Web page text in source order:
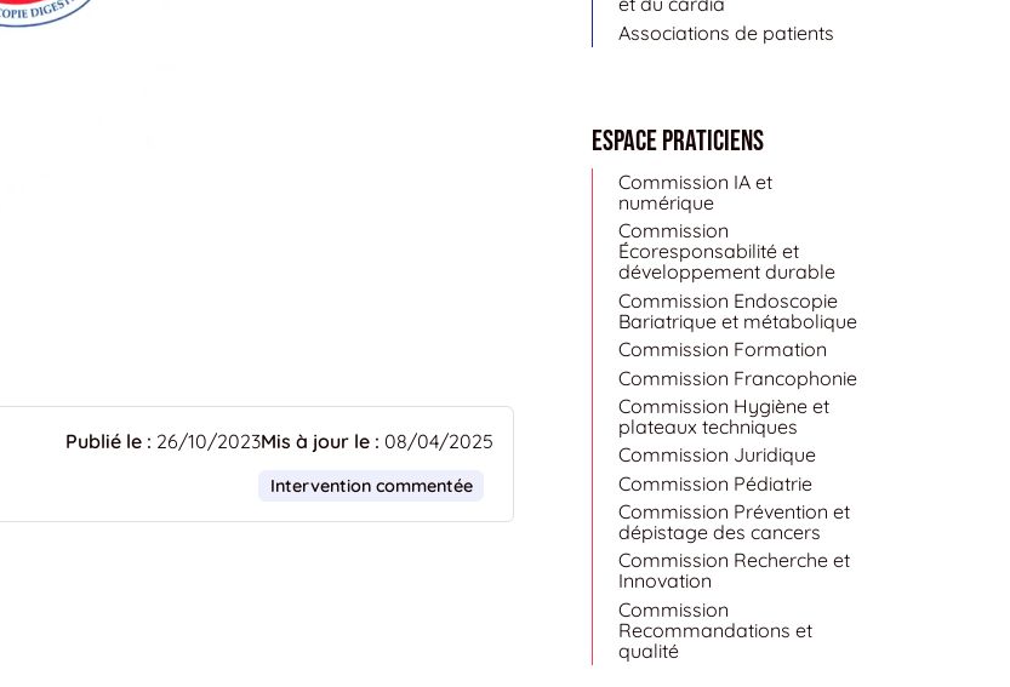
Publié le : 26/10/2023Mis à jour le : 08/04/2025
Intervention commentée
Associations de patients
Espace Praticiens
Commission IA et
numérique
Commission
Écoresponsabilité et
développement durable
Commission Endoscopie
Bariatrique et métabolique
Commission Formation
Commission Francophonie
Commission Hygiène et
plateaux techniques
Commission Juridique
Commission Pédiatrie
Commission Prévention et
dépistage des cancers
Commission Recherche et
Innovation
Commission
Recommandations et
qualité